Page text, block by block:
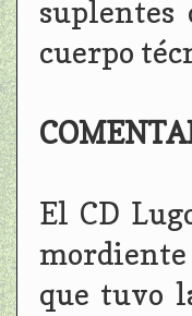
suplentes
cuerpo
El CD
mordiente
que tuvo